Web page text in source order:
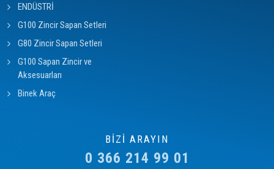
ENDÜSTRİ
G100 Zincir Sapan Setleri
G80 Zincir Sapan Setleri
G100 Sapan Zincir ve
Aksesuarları
Binek Araç
BİZİ ARAYIN
0 366 214 99 01